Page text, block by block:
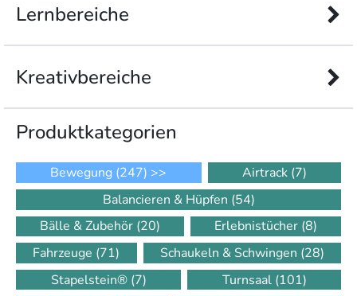
Lernbereiche
Kreativbereiche
Produkt­kategorien
Bewegung (247) >> Airtrack (7)
Balancieren & Hüpfen (54)
Bälle & Zubehör (20) Erlebnistücher (8)
Fahrzeuge (71) Schaukeln & Schwingen (28)
Stapelstein® (7) Turnsaal (101)